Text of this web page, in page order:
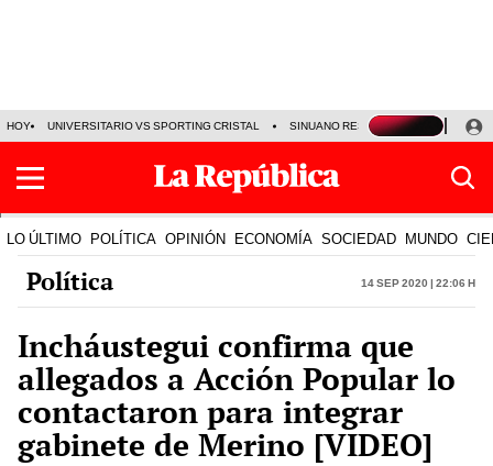
HOY UNIVERSITARIO VS SPORTING CRISTAL SINUANO RESULTADOS HOY
LO ÚLTIMO POLÍTICA OPINIÓN ECONOMÍA SOCIEDAD MUNDO
Política 14 Sep 2020 | 22:06 h
Incháustegui confirma que
allegados a Acción Popular lo
contactaron para integrar
gabinete de Merino [VIDEO]